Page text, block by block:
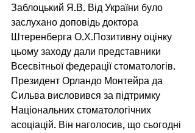
Заблоцький Я.В. Від України було
заслухано доповідь доктора
Штеренберга О.Х.Позитивну оцінку
цьому заходу дали представники
Всесвітньої федерації стоматологів.
Президент Орландо Монтейра да
Сильва висловився за підтримку
Національних стоматологічних
асоціацій. Він наголосив, що сьогодні